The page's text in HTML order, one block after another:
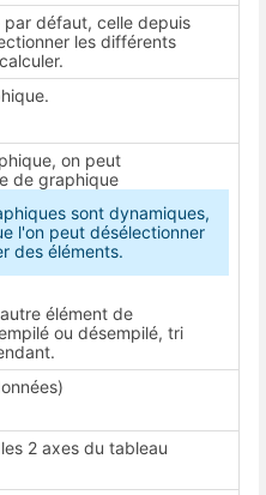
par défaut, celle depuis
les différents
on peut
de graphique
sont dynamiques,
l'on peut désélectionner
des éléments.
élément de
ou désempilé, tri
2 axes du tableau